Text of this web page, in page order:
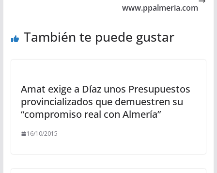
www.ppalmeria.com
También te puede gustar
Amat exige a Díaz unos Presupuestos
provincializados que demuestren su
“compromiso real con Almería”
16/10/2015